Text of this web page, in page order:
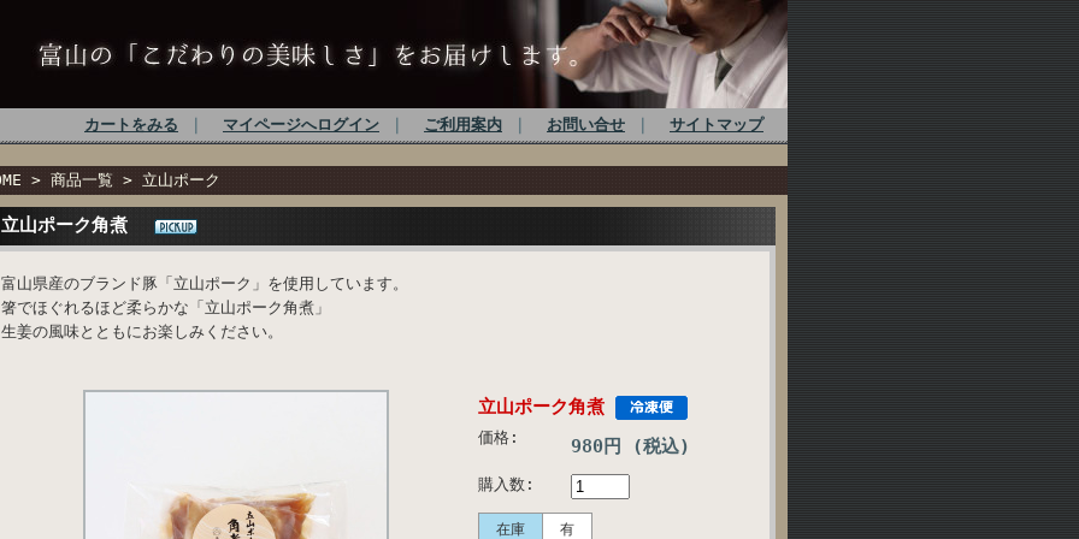
カートをみる マイページへログイン ご利用案内 お問い合せ サイトマップ
> 商品一覧 > 立山ポーク
立山ポーク角煮
富山県産のブランド豚「立山ポーク」を使用しています。
箸でほぐれるほど柔らかな「立山ポーク角煮」
生姜の風味とともにお楽しみください。
立山ポーク角煮
価格: 980円 (税込)
購入数:
在庫 有